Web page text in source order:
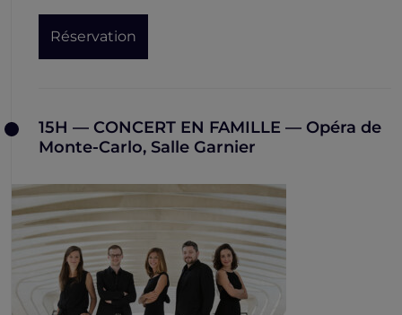
Réservation
15H — CONCERT EN FAMILLE — Opéra de
Monte-Carlo, Salle Garnier